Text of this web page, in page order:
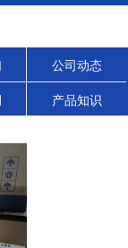
公司动态
产品知识